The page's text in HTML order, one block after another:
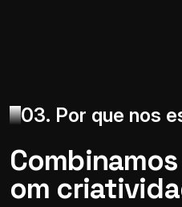
03. Por que nos
om